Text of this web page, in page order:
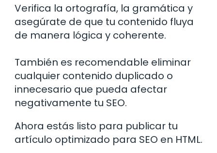
Verifica la ortografía, la gramática y
asegúrate de que tu contenido fluya
de manera lógica y coherente.
También es recomendable eliminar
cualquier contenido duplicado o
innecesario que pueda afectar
negativamente tu SEO.
Ahora estás listo para publicar tu
artículo optimizado para SEO en HTML.